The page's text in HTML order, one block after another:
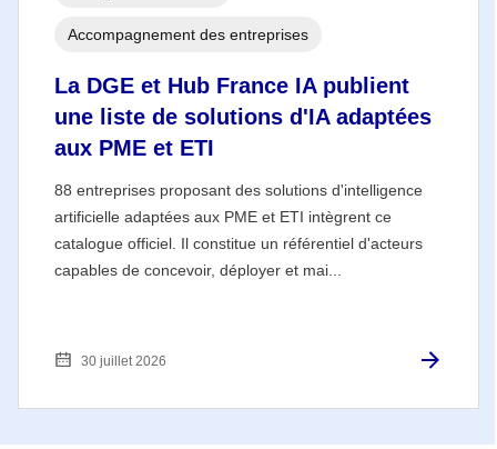
La DGE et Hub France IA publient
une liste de solutions d'IA adaptées
aux PME et ETI
88 entreprises proposant des solutions d'intelligence
artificielle adaptées aux PME et ETI intègrent ce
catalogue officiel. Il constitue un référentiel d'acteurs
capables de concevoir, déployer et mai...
Accompagnement des entreprises
30 juillet 2026